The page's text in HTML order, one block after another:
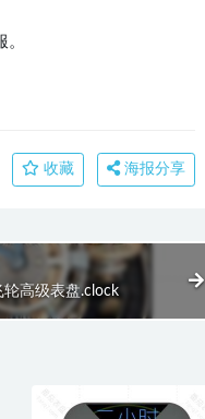
收藏 海报分享
高级表盘.clock